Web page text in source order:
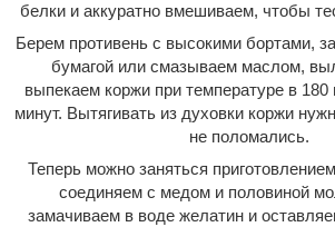
белки и аккуратно вмешиваем, чтобы
Берем противень с высокими бортами,
бумагой или смазываем маслом,
выпекаем коржи при температуре в 180
минут. Вытягивать из духовки коржи
не поломались.
Теперь можно заняться
соединяем с медом и половиной
замачиваем в воде желатин и